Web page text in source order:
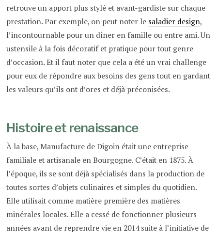
retrouve un apport plus stylé et avant-gardiste sur chaque
prestation. Par exemple, on peut noter le saladier design,
l’incontournable pour un dîner en famille ou entre ami. Un
ustensile à la fois décoratif et pratique pour tout genre
d’occasion. Et il faut noter que cela a été un vrai challenge
pour eux de répondre aux besoins des gens tout en gardant
les valeurs qu’ils ont d’ores et déjà préconisées.
Histoire et renaissance
À la base, Manufacture de Digoin était une entreprise
familiale et artisanale en Bourgogne. C’était en 1875. À
l’époque, ils se sont déjà spécialisés dans la production de
toutes sortes d’objets culinaires et simples du quotidien.
Elle utilisait comme matière première des matières
minérales locales. Elle a cessé de fonctionner plusieurs
années avant de reprendre vie en 2014 suite à l’initiative de